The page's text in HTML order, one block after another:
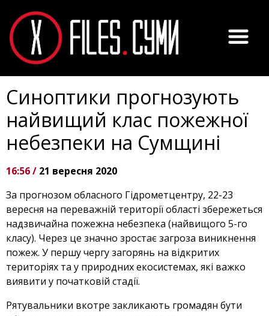
Синоптики прогнозують
найвищий клас пожежної
небезпеки на Сумщині
16:56 / 21 вересня 2020
За прогнозом обласного Гідрометцентру, 22-23
вересня на переважній території області збережеться
надзвичайна пожежна небезпека (найвищого 5-го
класу). Через це значно зростає загроза виникнення
пожеж. У першу чергу загорянь на відкритих
територіях та у природних екосистемах, які важко
виявити у початковій стадії.
Рятувальники вкотре закликають громадян бути